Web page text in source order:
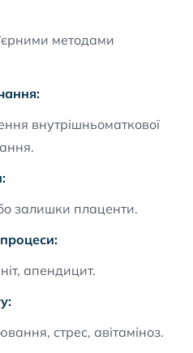
методами
внутрішньоматкової
залишки плаценти.
процеси:
апендицит.
стрес, авітаміноз.